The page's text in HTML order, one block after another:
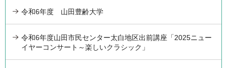
令和6年度 山田豊齢大学
令和6年度山田市民センター太白地区出前講座「2025ニュー
イヤーコンサート～楽しいクラシック」